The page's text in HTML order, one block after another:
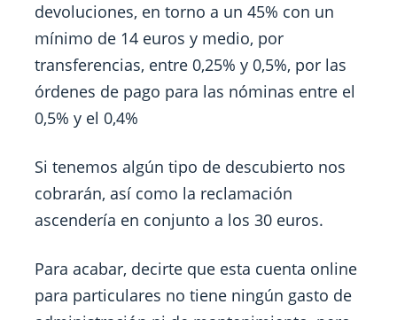
devoluciones, en torno a un 45% con un
mínimo de 14 euros y medio, por
transferencias, entre 0,25% y 0,5%, por las
órdenes de pago para las nóminas entre el
0,5% y el 0,4%
Si tenemos algún tipo de descubierto nos
cobrarán, así como la reclamación
ascendería en conjunto a los 30 euros.
Para acabar, decirte que esta cuenta online
para particulares no tiene ningún gasto de